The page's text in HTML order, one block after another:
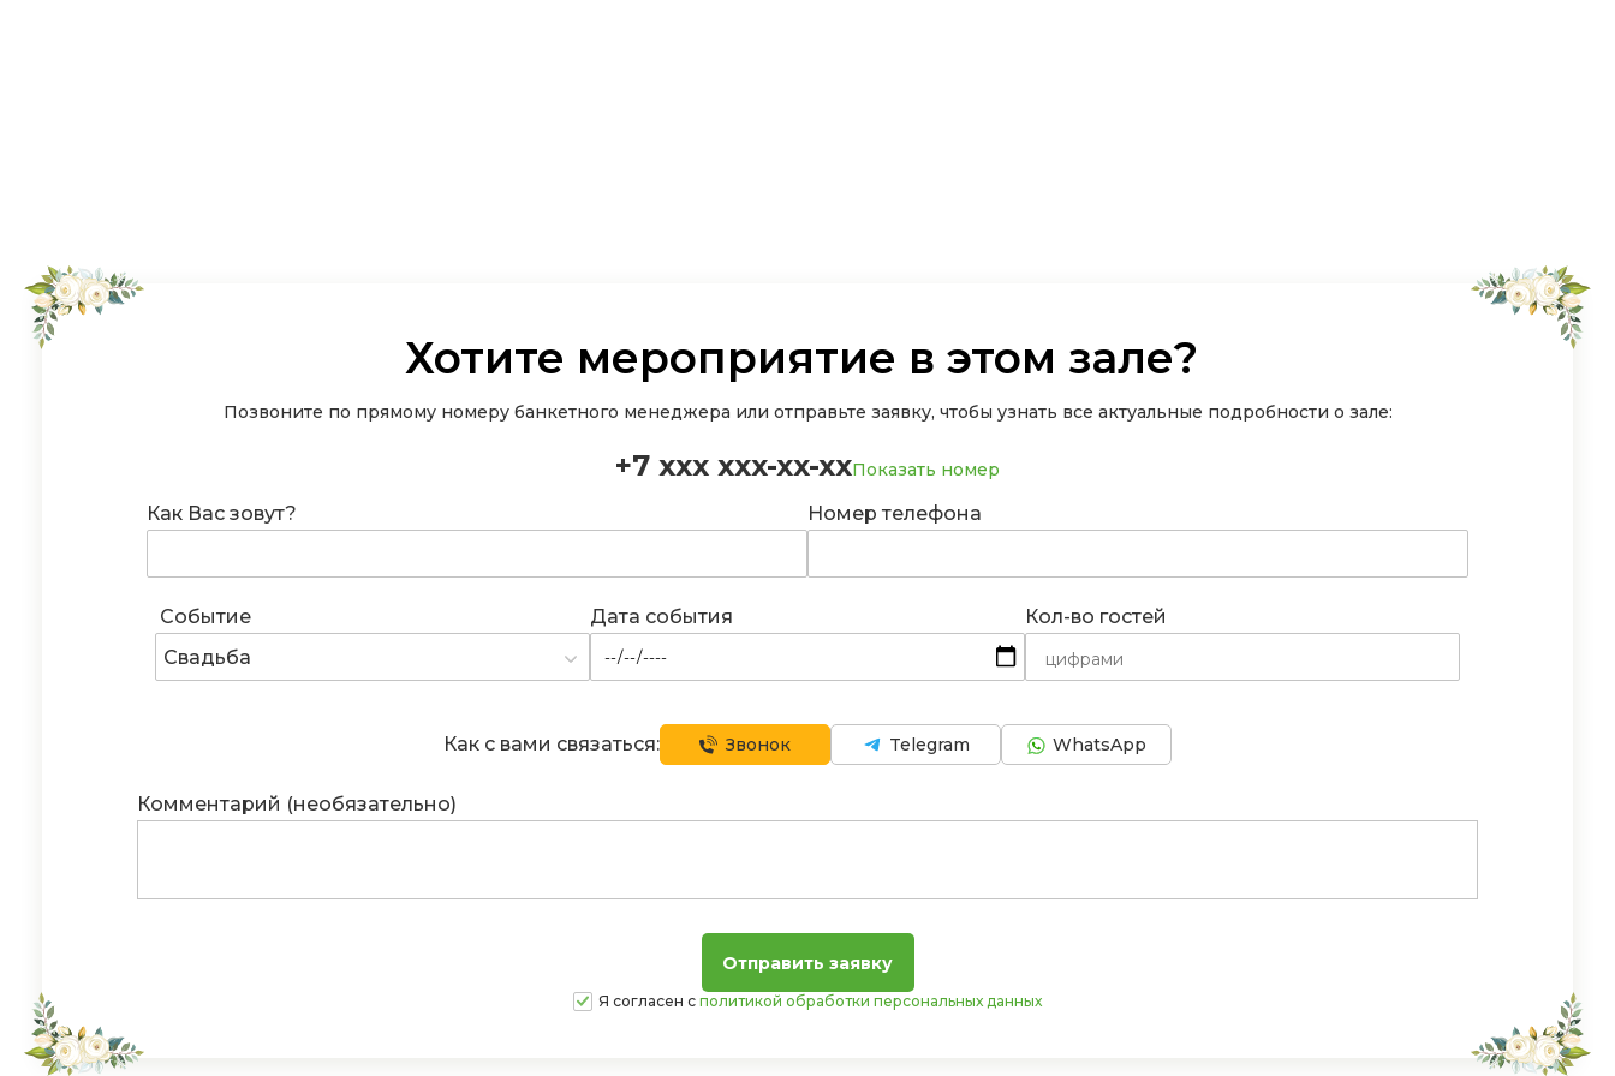
Хотите мероприятие в этом зале?
Позвоните по прямому номеру банкетного менеджера или отправьте заявку, чтобы узнать все актуальные подробности о зале:
+7 xxx xxx-xx-xxПоказать номер
Как Вас зовут? Номер телефона
Событие
Свадьба
Дата события Кол-во гостей
Как с вами связаться: Звонок WhatsApp
Telegram
Комментарий (необязательно)
Я согласен с политикой обработки персональных данных